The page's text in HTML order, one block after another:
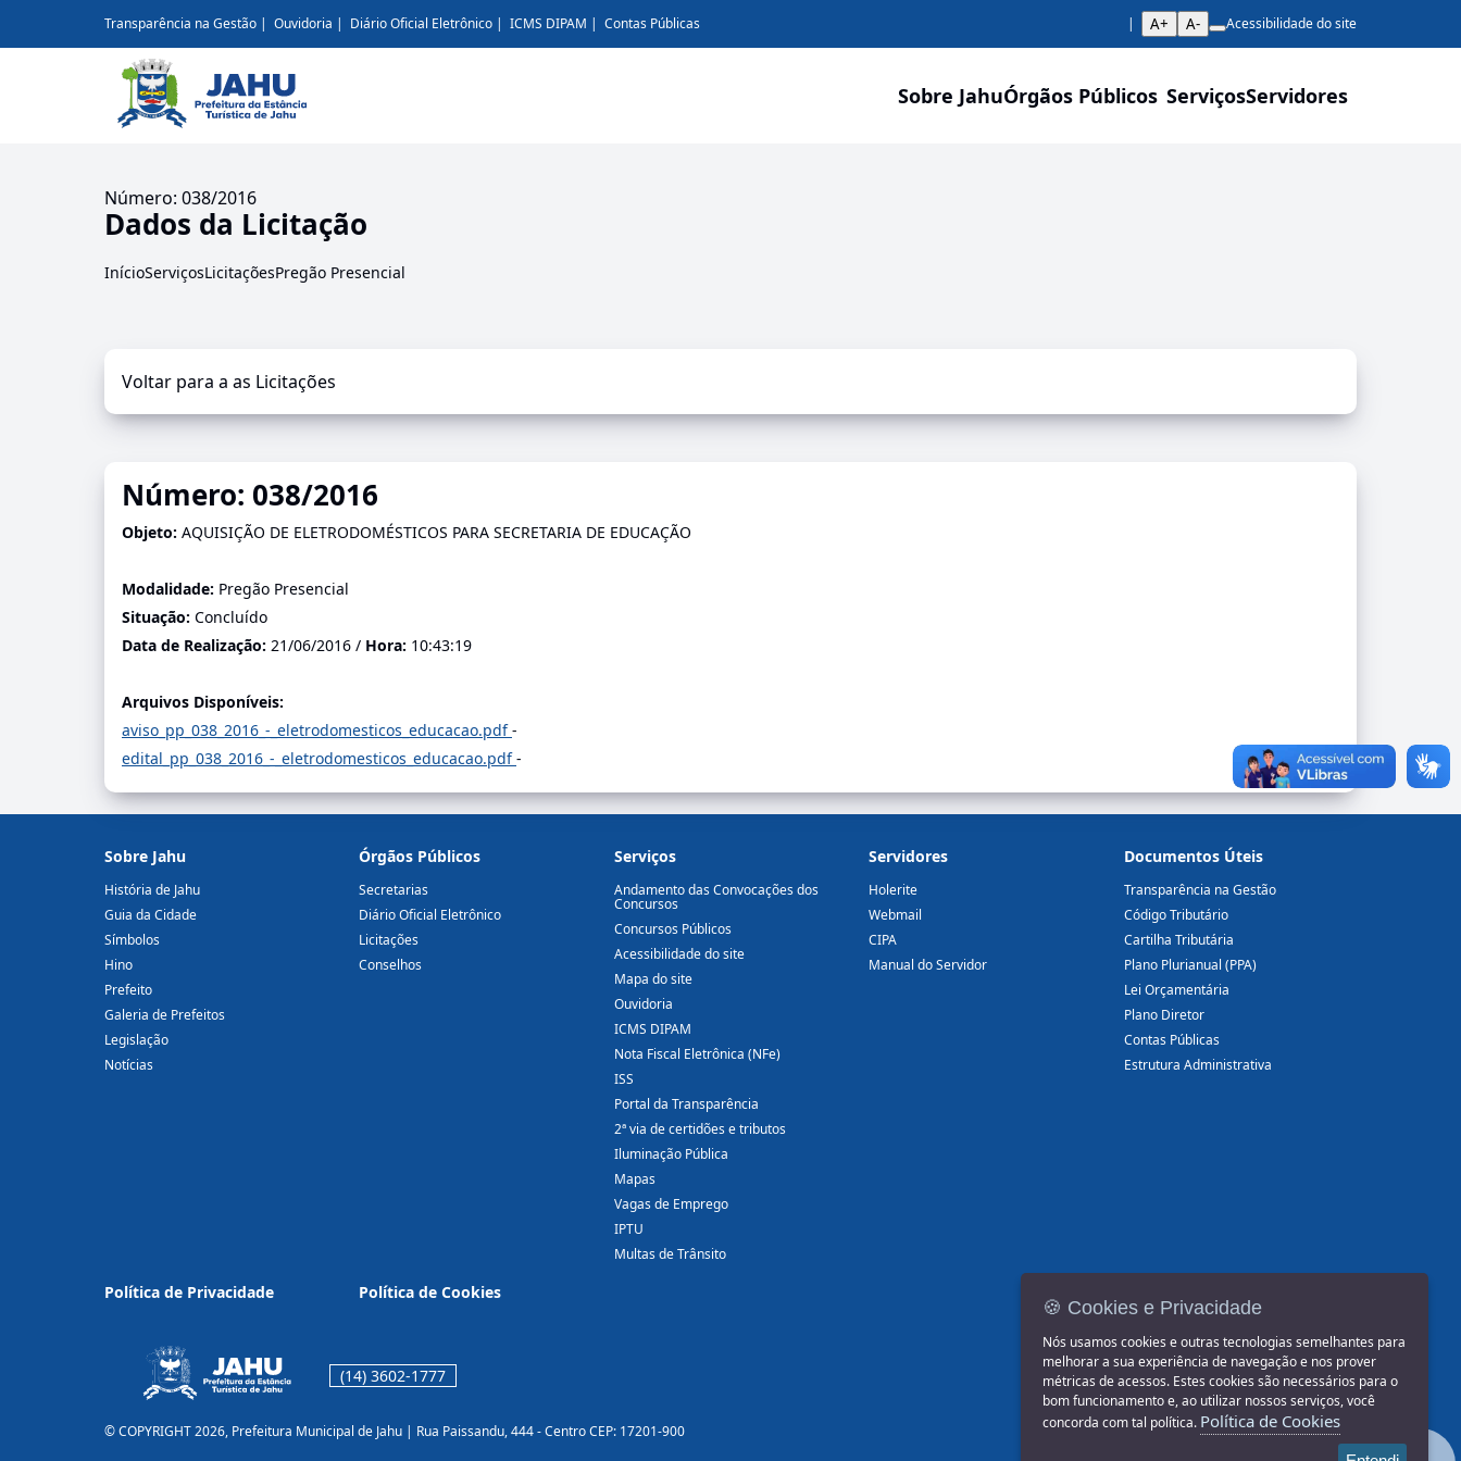
Transparência na Gestão Ouvidoria Diário Oficial Eletrônico ICMS DIPAM Contas Públicas A+ A- Acessibilidade do site
Sobre JahuÓrgãos Públicos ServiçosServidores
Número: 038/2016
Dados da Licitação
InícioServiçosLicitaçõesPregão Presencial
Voltar para a as Licitações
Número: 038/2016
Objeto: AQUISIÇÃO DE ELETRODOMÉSTICOS PARA SECRETARIA DE EDUCAÇÃO
Modalidade: Pregão Presencial
Situação: Concluído
Data de Realização: 21/06/2016 / Hora: 10:43:19
Arquivos Disponíveis:
aviso_pp_038_2016_-_eletrodomesticos_educacao.pdf-
edital_pp_038_2016_-_eletrodomesticos_educacao.pdf-
Sobre Jahu
História de Jahu
Guia da Cidade
Símbolos
Hino
Prefeito
Galeria de Prefeitos
Legislação
Notícias
Órgãos Públicos
Secretarias
Diário Oficial Eletrônico
Licitações
Conselhos
Serviços
Andamento das Convocações dos
Concursos
Concursos Públicos
Acessibilidade do site
Mapa do site
Ouvidoria
ICMS DIPAM
Nota Fiscal Eletrônica (NFe)
ISS
Portal da Transparência
2ª via de certidões e tributos
Iluminação Pública
Mapas
Vagas de Emprego
IPTU
Multas de Trânsito
Servidores
Holerite
Webmail
CIPA
Manual do Servidor
Documentos Úteis
Transparência na Gestão
Código Tributário
Cartilha Tributária
Plano Plurianual (PPA)
Lei Orçamentária
Plano Diretor
Contas Públicas
Estrutura Administrativa
Política de Privacidade Política de Cookies
(14) 3602-1777
© COPYRIGHT 2026, Prefeitura Municipal de Jahu | Rua Paissandu, 444 - Centro CEP: 17201-900
🍪 Cookies e Privacidade
Nós usamos cookies e outras tecnologias semelhantes para
melhorar a sua experiência de navegação e nos prover
métricas de acessos. Estes cookies são necessários para o
bom funcionamento e, ao utilizar nossos serviços, você
concorda com tal política. Política de Cookies